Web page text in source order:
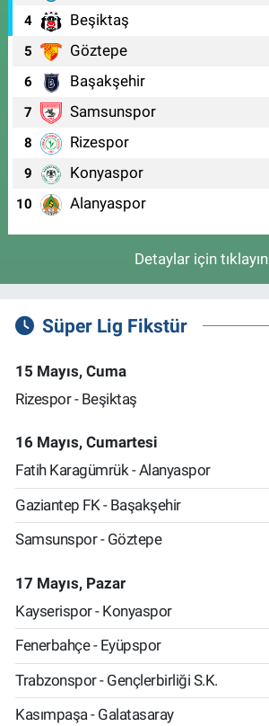
4 Beşiktaş
5 Göztepe
6 Başakşehir
7 Samsunspor
8 Rizespor
9 Konyaspor
10 Alanyaspor
Detaylar için tıklayın
Süper Lig Fikstür
15 Mayıs, Cuma
Rizespor - Beşiktaş
16 Mayıs, Cumartesi
Fatih Karagümrük - Alanyaspor
Gaziantep FK - Başakşehir
Samsunspor - Göztepe
17 Mayıs, Pazar
Kayserispor - Konyaspor
Fenerbahçe - Eyüpspor
Trabzonspor - Gençlerbirliği S.K.
Kasımpaşa - Galatasaray